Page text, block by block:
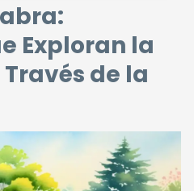
Exploran la
de la